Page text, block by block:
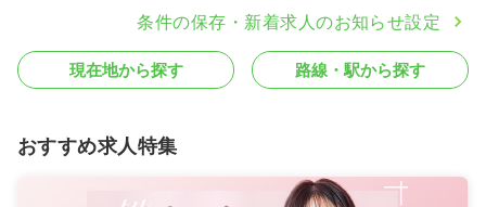
条件の保存・新着求人のお知らせ設定
現在地から探す 路線・駅から探す
おすすめ求人特集